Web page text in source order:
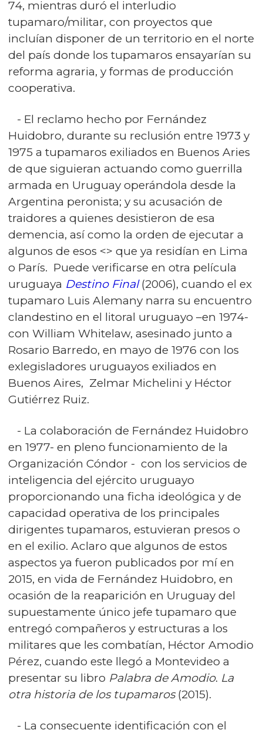
74, mientras duró el interludio
tupamaro/militar, con proyectos que
incluían disponer de un territorio en el norte
del país donde los tupamaros ensayarían su
reforma agraria, y formas de producción
cooperativa.
- El reclamo hecho por Fernández
Huidobro, durante su reclusión entre 1973 y
1975 a tupamaros exiliados en Buenos Aries
de que siguieran actuando como guerrilla
armada en Uruguay operándola desde la
Argentina peronista; y su acusación de
traidores a quienes desistieron de esa
demencia, así como la orden de ejecutar a
algunos de esos <> que ya residían en Lima
o París. Puede verificarse en otra película
uruguaya Destino Final(2006), cuando el ex
tupamaro Luis Alemany narra su encuentro
clandestino en el litoral uruguayo –en 1974-
con William Whitelaw, asesinado junto a
Rosario Barredo, en mayo de 1976 con los
exlegisladores uruguayos exiliados en
Buenos Aires, Zelmar Michelini y Héctor
Gutiérrez Ruiz.
- La colaboración de Fernández Huidobro
en 1977- en pleno funcionamiento de la
Organización Cóndor - con los servicios de
inteligencia del ejército uruguayo
proporcionando una ficha ideológica y de
capacidad operativa de los principales
dirigentes tupamaros, estuvieran presos o
en el exilio. Aclaro que algunos de estos
aspectos ya fueron publicados por mí en
2015, en vida de Fernández Huidobro, en
ocasión de la reaparición en Uruguay del
supuestamente único jefe tupamaro que
entregó compañeros y estructuras a los
militares que les combatían, Héctor Amodio
Pérez, cuando este llegó a Montevideo a
presentar su libro Palabra de Amodio. La
otra historia de los tupamaros(2015).
- La consecuente identificación con el